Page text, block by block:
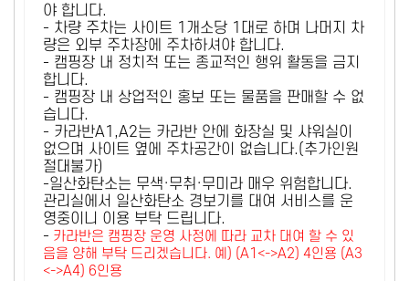
야 합니다.
- 차량 주차는 사이트 1개소당 1대로 하며 나머지 차
량은 외부 주차장에 주차하셔야 합니다.
- 캠핑장 내 정치적 또는 종교적인 행위 활동을 금지
합니다.
- 캠핑장 내 상업적인 홍보 또는 물품을 판매할 수 없
습니다.
- 카라반A1,A2는 카라반 안에 화장실 및 샤워실이
없으며 사이트 옆에 주차공간이 없습니다.(추가인원
절대불가)
-일산화탄소는 무색·무취·무미라 매우 위험합니다.
관리실에서 일산화탄소 경보기를 대여 서비스를 운
영중이니 이용 부탁 드립니다.
- 카라반은 캠핑장 운영 사정에 따라 교차 대여 할 수 있
음을 양해 부탁 드리겠습니다. 예) (A1<->A2) 4인용 (A3
<->A4) 6인용